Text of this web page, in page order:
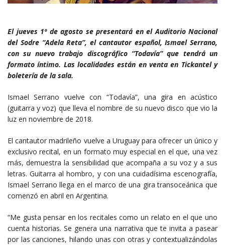
El jueves 1º de agosto se presentará en el Auditorio Nacional
del Sodre “Adela Reta”, el cantautor español, Ismael Serrano,
con su nuevo trabajo discográfico “Todavía” que tendrá un
formato íntimo. Las localidades están en venta en Tickantel y
boletería de la sala.
Ismael Serrano vuelve con “Todavía”, una gira en acústico
(guitarra y voz) que lleva el nombre de su nuevo disco que vio la
luz en noviembre de 2018.
El cantautor madrileño vuelve a Uruguay para ofrecer un único y
exclusivo recital, en un formato muy especial en el que, una vez
más, demuestra la sensibilidad que acompaña a su voz y a sus
letras. Guitarra al hombro, y con una cuidadísima escenografía,
Ismael Serrano llega en el marco de una gira transoceánica que
comenzó en abril en Argentina.
“Me gusta pensar en los recitales como un relato en el que uno
cuenta historias. Se genera una narrativa que te invita a pasear
por las canciones, hilando unas con otras y contextualizándolas